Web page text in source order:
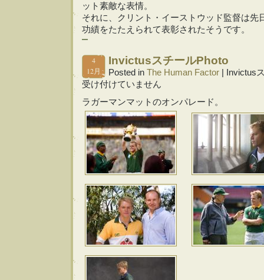
ット素敵な表情。
それに、クリント・イーストウッド監督は先
功績をたたえられて表彰されたそうです。
4
12月
InvictusスチールPhoto
Posted in The Human Factor
Invictus
受け付けていません
ラガーマンマットのオンパレード。